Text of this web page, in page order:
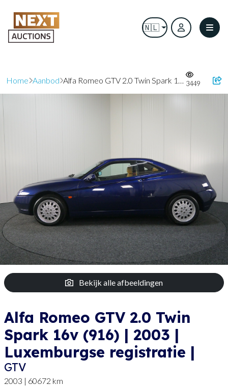
🇳🇱
Home Aanbod Alfa Romeo GTV 2.0 Twin Spark 16v (916) | 2003 | Luxemburgse registratie | 3449
Bekijk alle afbeeldingen
Alfa Romeo GTV 2.0 Twin
Spark 16v (916) | 2003 |
Luxemburgse registratie |
GTV
2003 | 60672 km